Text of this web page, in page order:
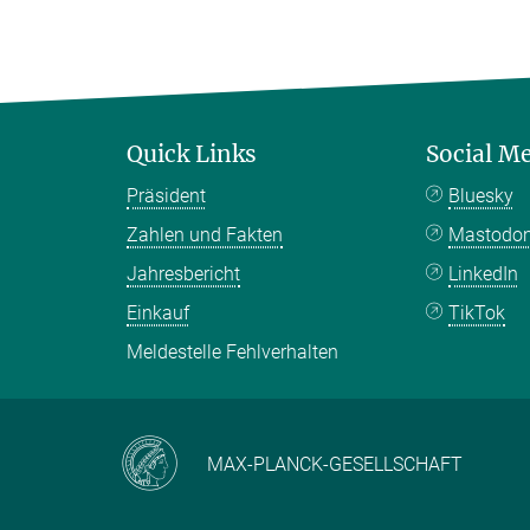
Quick Links
Präsident
Zahlen und Fakten
Jahresbericht
Einkauf
Meldestelle Fehlverhalten
Social
Bluesky
LinkedIn
TikTok
MAX-PLANCK-GESELLSCHAFT